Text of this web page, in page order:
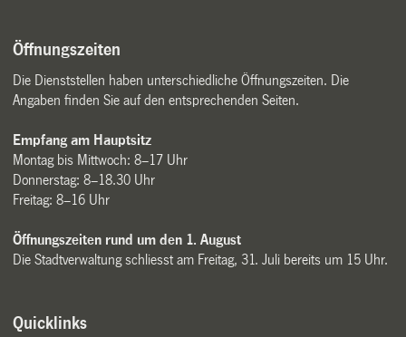
Öffnungszeiten
Die Dienststellen haben unterschiedliche Öffnungszeiten. Die
Angaben finden Sie auf den entsprechenden Seiten.
Empfang am Hauptsitz
Montag bis Mittwoch: 8–17 Uhr
Donnerstag: 8–18.30 Uhr
Freitag: 8–16 Uhr
Öffnungszeiten rund um den 1. August
Die Stadtverwaltung schliesst am Freitag, 31. Juli bereits um 15 Uhr.
Quicklinks